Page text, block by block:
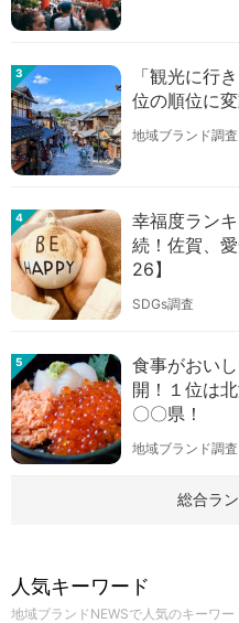
3
「観光に行
位の順位に
地域ブランド調査
4
幸福度ラン
続！佐賀、
26】
SDGs調査
5
食事がおい
開！１位は
〇〇県！
地域ブランド調査
総合ラ
人気キーワード
地域ブランドNEWSで人気のキーワー